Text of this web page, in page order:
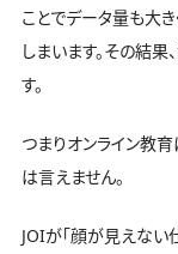
ことでデータ量も大
しまいます。その結
す。
つまりオンライン教
は言えません。
JOIが「顔が見えない